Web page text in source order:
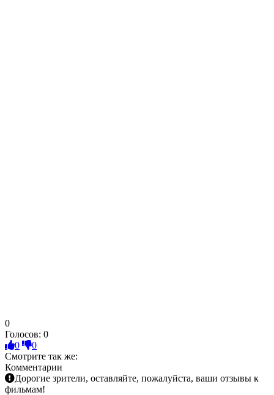
0
Голосов: 0
0
0
Смотрите так же:
Комментарии
Дорогие зрители, оставляйте, пожалуйста, ваши отзывы к
фильмам!